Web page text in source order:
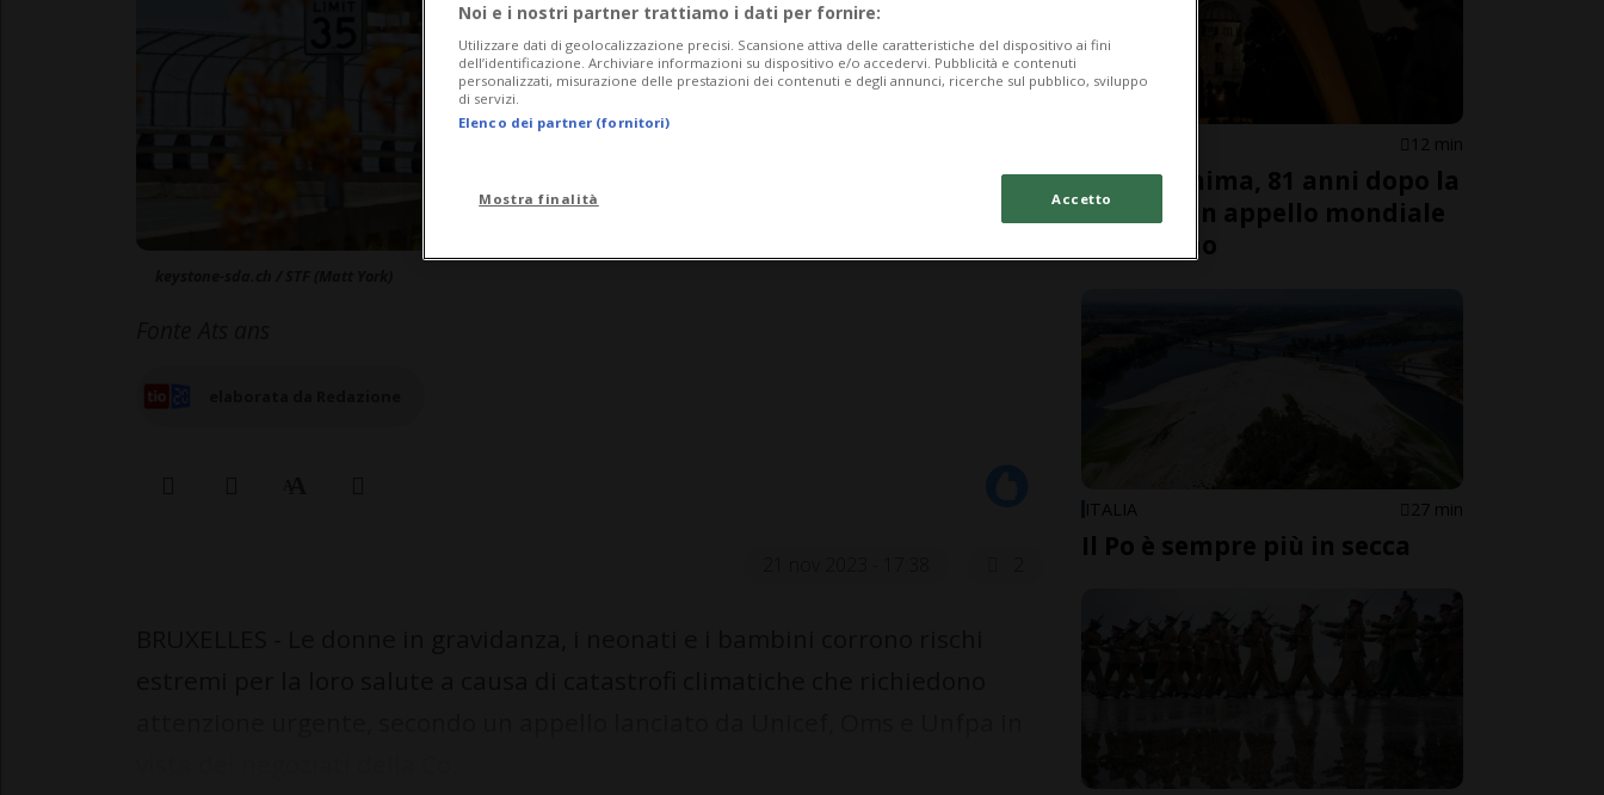
12 min
Da Hiroshima, 81 anni dopo la
bomba, un appello mondiale
al disarmo
ITALIA 27 min
Il Po è sempre più in secca
Noi e i nostri partner trattiamo i dati per fornire:
Utilizzare dati di geolocalizzazione precisi. Scansione attiva delle caratteristiche del dispositivo ai fini
dell’identificazione. Archiviare informazioni su dispositivo e/o accedervi. Pubblicità e contenuti
personalizzati, misurazione delle prestazioni dei contenuti e degli annunci, ricerche sul pubblico, sviluppo
di servizi.
Elenco dei partner (fornitori)
Mostra finalità Accetto